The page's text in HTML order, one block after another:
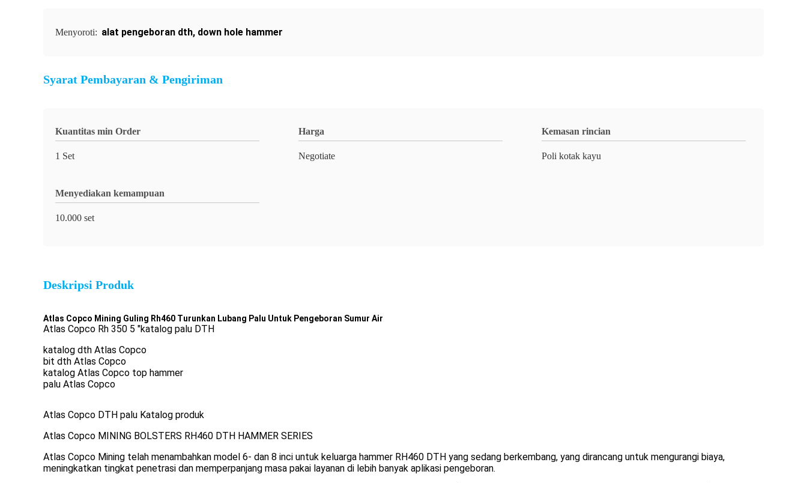
Menyoroti: alat pengeboran dth, down hole hammer
Syarat Pembayaran & Pengiriman
Kuantitas min Order
1 Set
Harga
Negotiate
Kemasan rincian
Poli kotak kayu
Menyediakan kemampuan
10.000 set
Deskripsi Produk
Atlas Copco Mining Guling Rh460 Turunkan Lubang Palu Untuk Pengeboran Sumur Air
Atlas Copco Rh 350 5 "katalog palu DTH
katalog dth Atlas Copco
bit dth Atlas Copco
katalog Atlas Copco top hammer
palu Atlas Copco
Atlas Copco DTH palu Katalog produk
Atlas Copco MINING BOLSTERS RH460 DTH HAMMER SERIES
Atlas Copco Mining telah menambahkan model 6- dan 8 inci untuk keluarga hammer RH460 DTH yang sedang berkembang, yang dirancang untuk mengurangi biaya,
meningkatkan tingkat penetrasi dan memperpanjang masa pakai layanan di lebih banyak aplikasi pengeboran.